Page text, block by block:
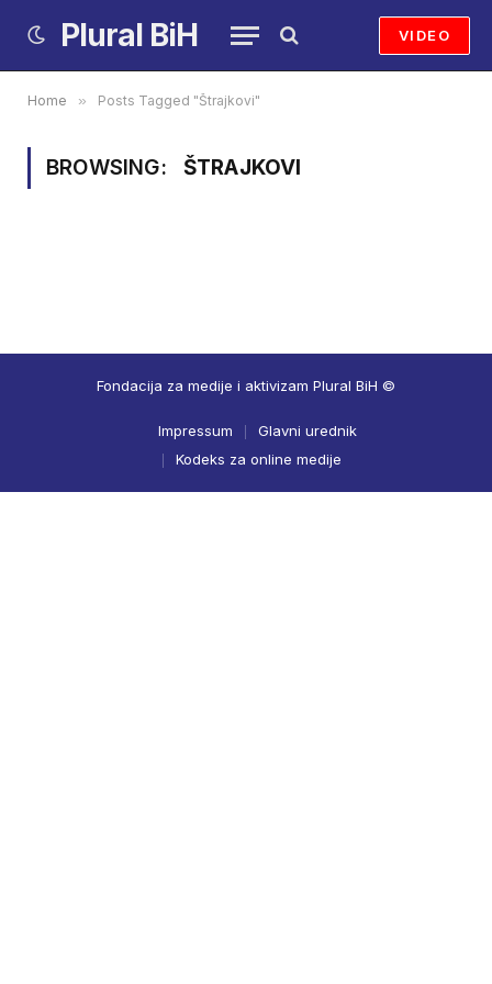
Plural BiH VIDEO
Home » Posts Tagged "Štrajkovi"
BROWSING: ŠTRAJKOVI
Fondacija za medije i aktivizam Plural BiH ©
Impressum
Glavni urednik
Kodeks za online medije